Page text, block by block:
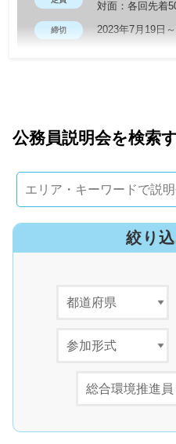
対面：各回先着
締切 2023年7月19日
務内容をより理解してもらえる
的にイメージしてもらえるプロ
公務員説明会を検索
絞り